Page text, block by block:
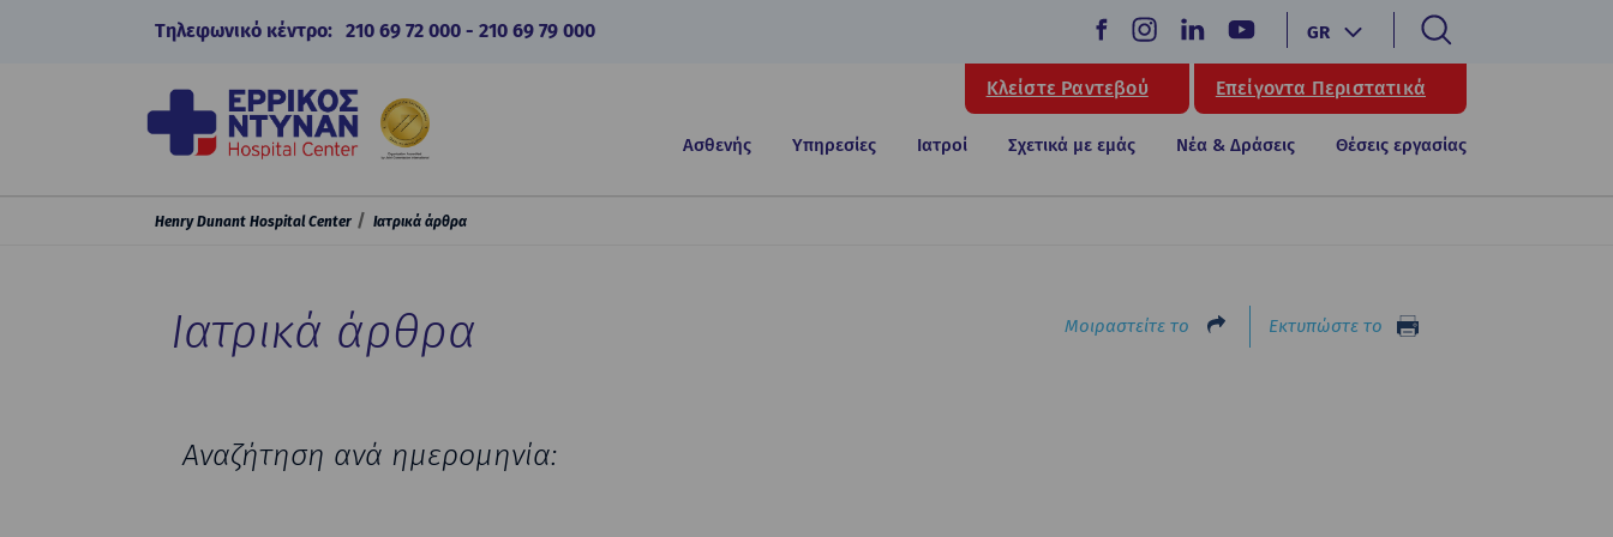
Τηλεφωνικό κέντρο: 210 69 72 000 - 210 69 79 000 GR
Κλείστε Ραντεβού Επείγοντα Περιστατικά
Ασθενής Υπηρεσίες Ιατροί Σχετικά με εμάς Νέα & Δράσεις Θέσεις εργασίας
Henry Dunant Hospital Center Ιατρικά άρθρα
Ιατρικά άρθρα Μοιραστείτε το Εκτυπώστε το
Αναζήτηση ανά ημερομηνία: